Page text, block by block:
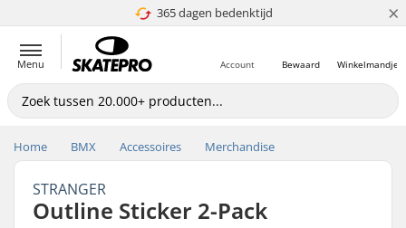
365 dagen bedenktijd
4.8 van 5 ×
Menu Winkelmandje
Bewaard
Account
Home BMX Accessoires Merchandise
STRANGER
Outline Sticker 2-Pack